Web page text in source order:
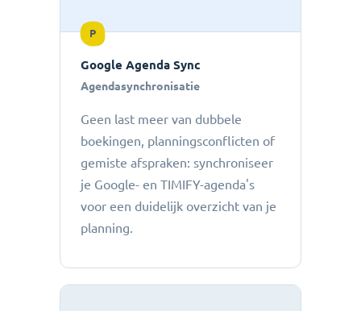
P
Google Agenda Sync
Agendasynchronisatie
Geen last meer van dubbele
boekingen, planningsconflicten of
gemiste afspraken: ​​synchroniseer
je Google- en TIMIFY-agenda's
voor een duidelijk overzicht van je
planning.